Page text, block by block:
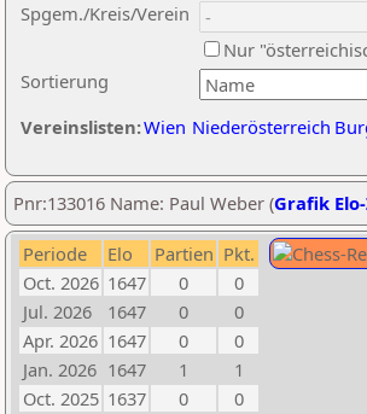
Sortierung
Spgem./Kreis/Verein
Nur
Vereinslisten:Wien Niederösterreich
Pnr:133016 Name: Paul Weber (Grafik
Periode Elo Partien Pkt.
Oct. 2026 1647 0
0
Jul. 2026
1647 0
0
Apr. 2026 1647 0
0
Jan. 2026 1647 1
1
Oct. 2025 1637 0
0